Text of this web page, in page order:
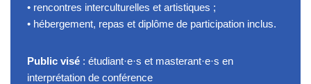
• rencontres interculturelles et artistiques ;
• hébergement, repas et diplôme de participation inclus.
Public visé : étudiant·e·s et masterant·e·s en
interprétation de conférence